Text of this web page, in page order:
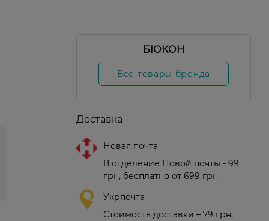
БІОКОН
Все товары бренда
Доставка
Новая почта
В отделение Новой почты - 99
грн, бесплатно от 699 грн
Укрпочта
Стоимость доставки – 79 грн,